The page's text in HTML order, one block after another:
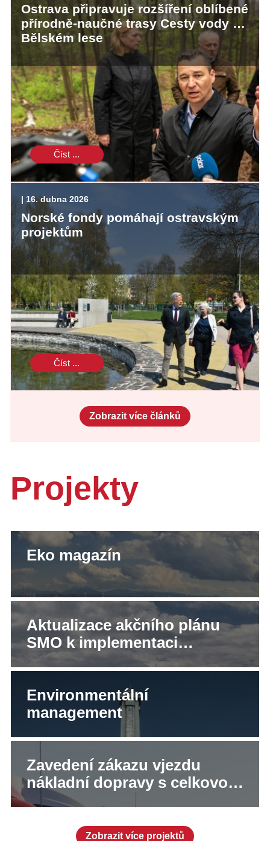
Ostrava připravuje rozšíření oblíbené
přírodně-naučné trasy Cesty vody v
Bělském lese
Číst ...
| 16. dubna 2026
Norské fondy pomáhají ostravským
projektům
Číst ...
Zobrazit více článků
Projekty
Eko magazín
Aktualizace akčního plánu
SMO k implementaci
Programu zlepšování kvality
Environmentální
management
Zavedení zákazu vjezdu
nákladní dopravy s celkovou
hmotností nad 6 tun na
Zobrazit více projektů